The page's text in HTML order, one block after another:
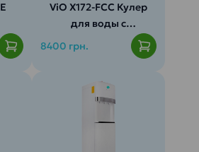
ViO Х172-FСC Кулер
для воды с
компрессорным
охлаждением,
8400 грн.